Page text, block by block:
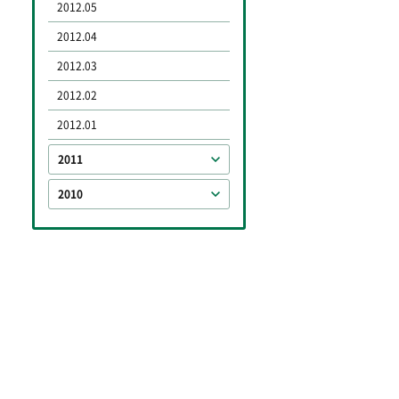
2012.05
2012.04
2012.03
2012.02
2012.01
2011
2010